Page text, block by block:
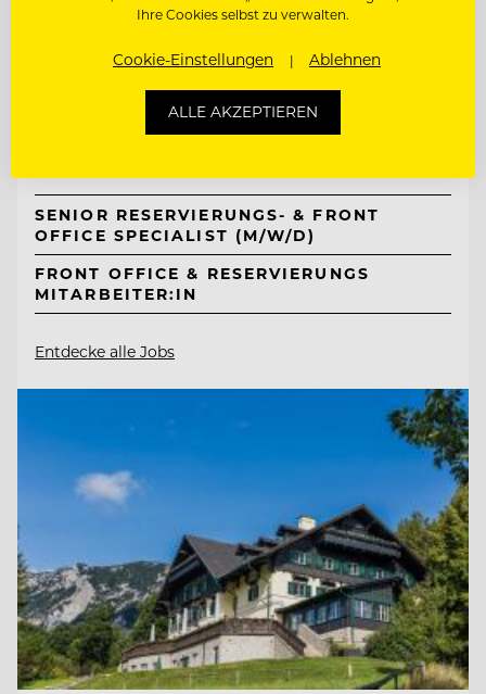
Mount Med Resort
SENIOR RESERVIERUNGS- & FRONT
OFFICE SPECIALIST (M/W/D)
FRONT OFFICE & RESERVIERUNGS
MITARBEITER:IN
Entdecke alle Jobs
Ihre Cookies selbst zu verwalten.
Cookie-Einstellungen Ablehnen
ALLE AKZEPTIEREN